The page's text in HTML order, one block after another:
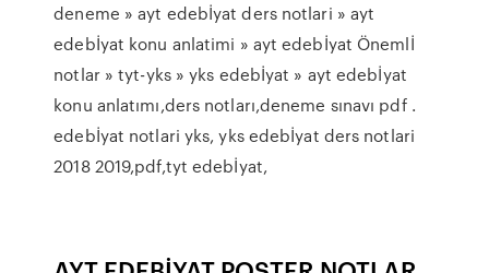
deneme » ayt edebİyat ders notlari » ayt
edebİyat konu anlatimi » ayt edebİyat Önemlİ
notlar » tyt-yks » yks edebİyat » ayt edebİyat
konu anlatımı,ders notları,deneme sınavı pdf .
edebİyat notlari yks, yks edebİyat ders notlari
2018 2019,pdf,tyt edebİyat,